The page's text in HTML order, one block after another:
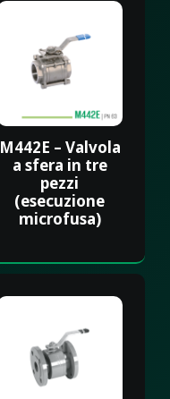
M442E – Valvola
a sfera in tre
pezzi
(esecuzione
microfusa)